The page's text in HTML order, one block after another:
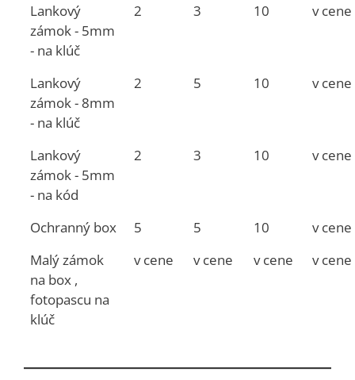
Lankový
zámok - 5mm
- na klúč
2 3 10 v cene
Lankový
zámok - 8mm
- na klúč
2 5 10 v cene
Lankový
zámok - 5mm
- na kód
2 3 10 v cene
Ochranný box 5 5 10
v cene
Malý zámok
na box ,
fotopascu na
klúč
v cene v cene v cene v cene